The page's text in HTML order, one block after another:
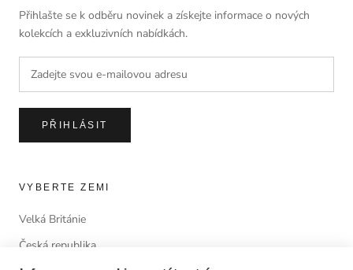
Přihlašte se k odběru novinek a získejte informace o nových
kolekcích a exkluzivních nabídkách.
PŘIHLÁSIT
VYBERTE ZEMI
Velká Británie
Česká republika